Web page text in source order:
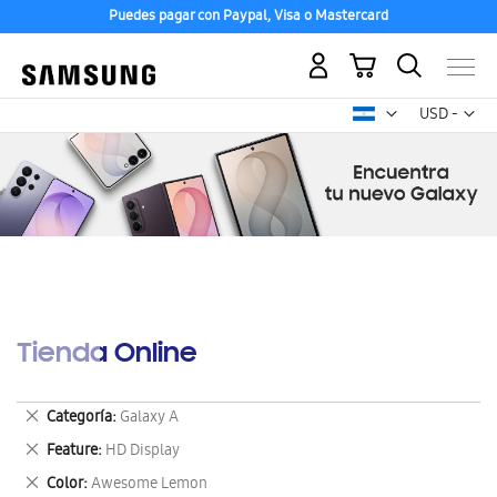
Puedes pagar con Paypal, Visa o Mastercard
USD -
dólar
Mi carrito
Tienda Online
Categoría Galaxy A
Eliminar
este
artículo
Feature HD Display
Eliminar
este
Color Awesome Lemon
Eliminar